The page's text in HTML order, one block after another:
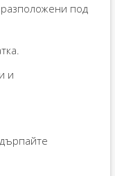
под
и